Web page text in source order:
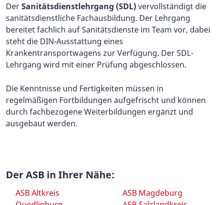
DerSanitätsdienstlehrgang (SDL) vervollständigt die
sanitätsdienstliche Fachausbildung. Der Lehrgang
bereitet fachlich auf Sanitätsdienste im Team vor, dabei
steht die DIN-Ausstattung eines
Krankentransportwagens zur Verfügung. Der SDL-
Lehrgang wird mit einer Prüfung abgeschlossen.
Die Kenntnisse und Fertigkeiten müssen in
regelmäßigen Fortbildungen aufgefrischt und können
durch fachbezogene Weiterbildungen ergänzt und
ausgebaut werden.
Der ASB in Ihrer Nähe:
ASB Altkreis
ASB Magdeburg